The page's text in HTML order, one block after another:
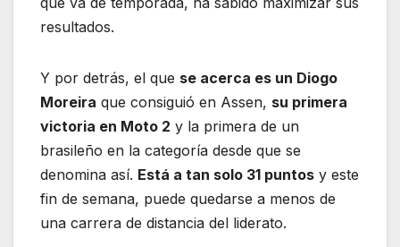
resultados.
Y por detrás, el que se acerca es un Diogo
Moreira que consiguió en Assen, su primera
victoria en Moto 2 y la primera de un
brasileño en la categoría desde que se
denomina así. Está a tan solo 31 puntos y este
fin de semana, puede quedarse a menos de
una carrera de distancia del liderato.